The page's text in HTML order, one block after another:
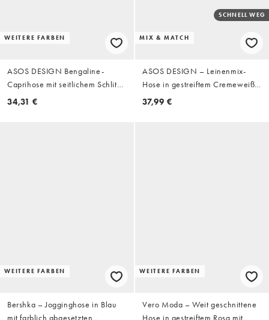
WEITERE FARBEN
ASOS DESIGN Bengaline-
Caprihose mit seitlichem Schlitz
in Schokobraun mit
34,31 €
MIX & MATCH
SCHNELL WEG
ASOS DESIGN – Leinenmix-
Hose in gestreiftem Cremeweiß
mit breitem Saum, Kombiteil
37,99 €
WEITERE FARBEN
Bershka – Jogginghose in Blau
mit farblich abgesetzten
WEITERE FARBEN
Vero Moda – Weit geschnittene
Hose in gestreiftem Rosa mit